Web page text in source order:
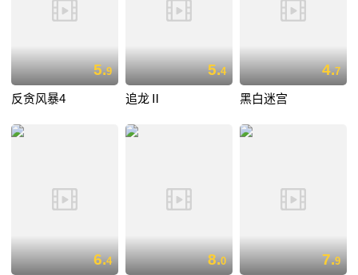
5.9
反贪风暴4
5.4
追龙Ⅱ
4.7
黑白迷宫
6.4 8.0 7.9